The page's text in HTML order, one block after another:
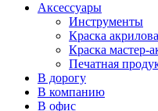
Аксессуары
Инструменты
Краска
Краска мастер-
Печатная
В дорогу
В компанию
В офис